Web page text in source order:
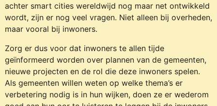
achter smart cities wereldwijd nog maar net ontwikkeld
wordt, zijn er nog veel vragen. Niet alleen bij overheden,
maar vooral bij inwoners.
Zorg er dus voor dat inwoners te allen tijde
geïnformeerd worden over plannen van de gemeenten,
nieuwe projecten en de rol die deze inwoners spelen.
Als gemeenten willen weten op welke thema’s er
verbetering nodig is in hun wijken, doen ze er wederom